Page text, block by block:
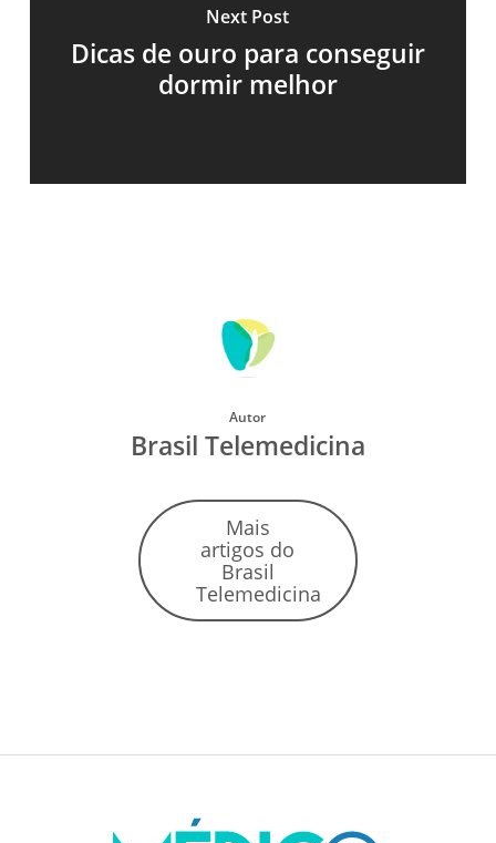
Next Post
Dicas de ouro para conseguir
dormir melhor
Autor
Brasil Telemedicina
Mais
artigos do
Brasil
Telemedicina